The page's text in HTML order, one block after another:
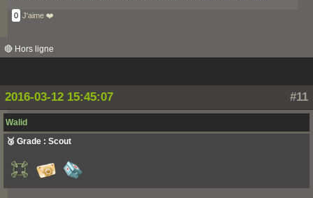
0 J'aime ❤️
🔴 Hors ligne
#11
2016-03-12 15:45:07
Walid
🥉 Grade : Scout